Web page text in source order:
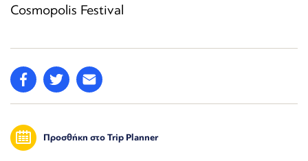
Cosmopolis Festival
Προσθήκη στο Trip Planner